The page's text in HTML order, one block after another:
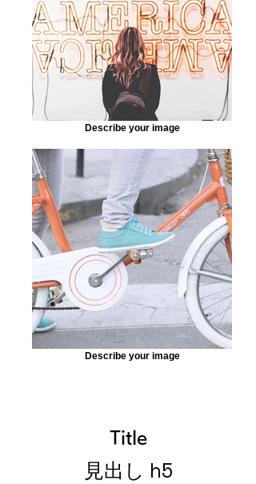
Describe your image
Describe your image
Title
見出し h5